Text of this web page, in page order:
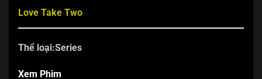
Love Take Two
Thể loại:Series
Xem Phim